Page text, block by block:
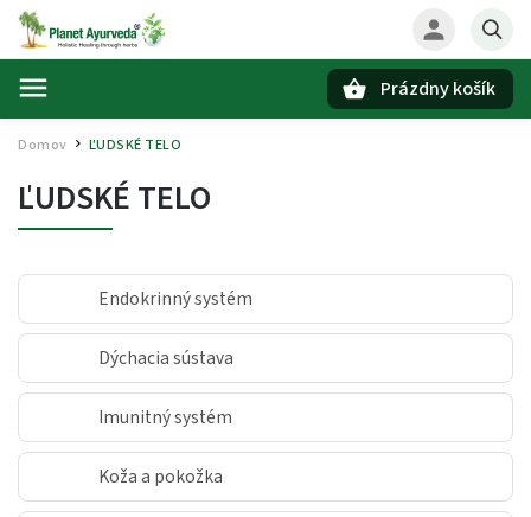
Prázdny košík
Domov ĽUDSKÉ TELO
ĽUDSKÉ TELO
Endokrinný systém
Dýchacia sústava
Imunitný systém
Koža a pokožka